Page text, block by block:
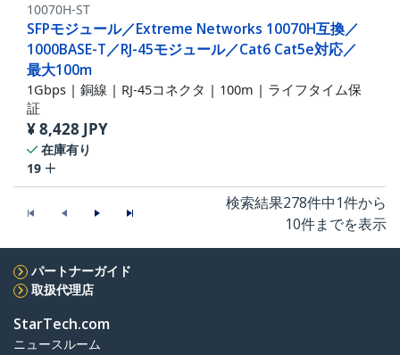
10070H-ST
SFPモジュール／Extreme Networks 10070H互換／
1000BASE-T／RJ-45モジュール／Cat6 Cat5e対応／
最大100m
1Gbps | 銅線 | RJ-45コネクタ | 100m | ライフタイム保
証
¥8,428 JPY
在庫有り
19
検索結果278件中1件から
10件までを表示
パートナーガイド
取扱代理店
StarTech.com
ニュースルーム